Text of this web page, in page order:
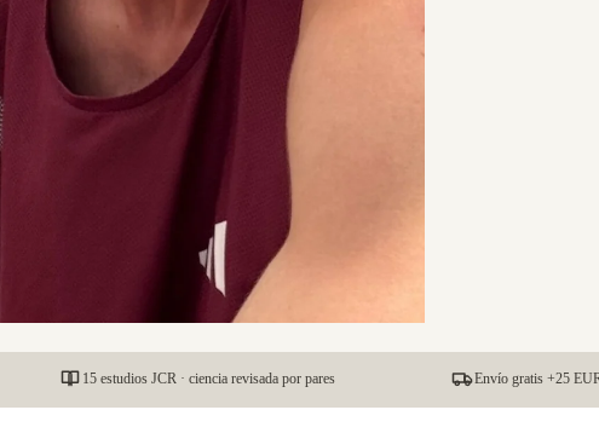
15 estudios JCR · ciencia revisada por pares Envío gratis +25